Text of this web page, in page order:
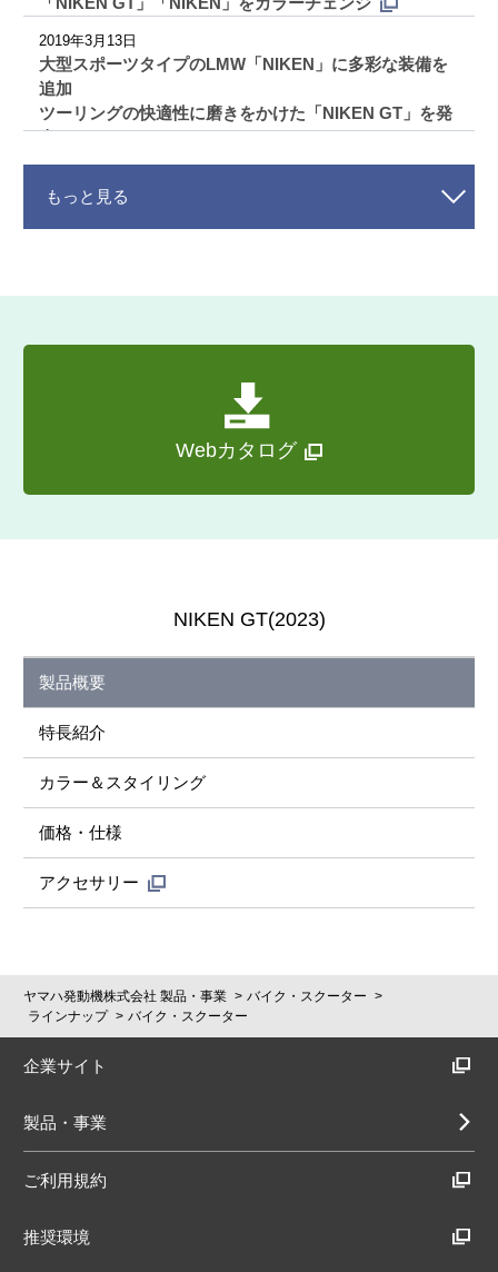
2019年3月13日
大型スポーツタイプのLMW「NIKEN」に多彩な装備を
追加
ツーリングの快適性に磨きをかけた「NIKEN GT」を発
売
もっと見る
Webカタログ
NIKEN GT(2023)
製品概要
特長紹介
カラー＆スタイリング
価格・仕様
アクセサリー
ヤマハ発動機株式会社 製品・事業
バイク・スクーター
ラインナップ
バイク・スクーター
企業サイト
製品・事業
ご利用規約
推奨環境